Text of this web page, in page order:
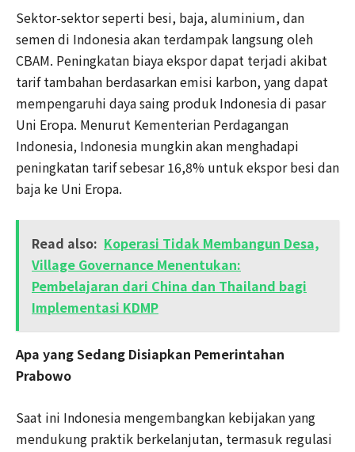
Sektor-sektor seperti besi, baja, aluminium, dan
semen di Indonesia akan terdampak langsung oleh
CBAM. Peningkatan biaya ekspor dapat terjadi akibat
tarif tambahan berdasarkan emisi karbon, yang dapat
mempengaruhi daya saing produk Indonesia di pasar
Uni Eropa. Menurut Kementerian Perdagangan
Indonesia, Indonesia mungkin akan menghadapi
peningkatan tarif sebesar 16,8% untuk ekspor besi dan
baja ke Uni Eropa.
Read also: Koperasi Tidak Membangun Desa,
Village Governance Menentukan:
Pembelajaran dari China dan Thailand bagi
Implementasi KDMP
Apa yang Sedang Disiapkan Pemerintahan
Prabowo
Saat ini Indonesia mengembangkan kebijakan yang
mendukung praktik berkelanjutan, termasuk regulasi